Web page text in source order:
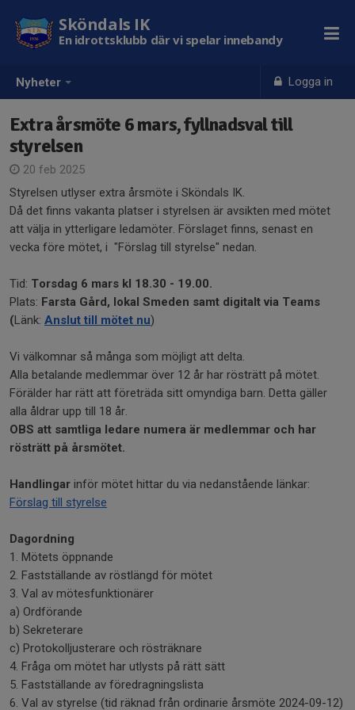
Nyheter Logga in
Sköndals IK
En idrottsklubb där vi spelar innebandy
Extra årsmöte 6 mars, fyllnadsval till
styrelsen
20 feb 2025
Styrelsen utlyser extra årsmöte i Sköndals IK.
Då det finns vakanta platser i styrelsen är avsikten med mötet
att välja in ytterligare ledamöter. Förslaget finns, senast en
vecka före mötet, i "Förslag till styrelse" nedan.
Tid: Torsdag 6 mars kl 18.30 - 19.00.
Plats: Farsta Gård, lokal Smeden samt digitalt via Teams
(Länk: Anslut till mötet nu)
Vi välkomnar så många som möjligt att delta.
Alla betalande medlemmar över 12 år har rösträtt på mötet.
Förälder har rätt att företräda sitt omyndiga barn. Detta gäller
alla åldrar upp till 18 år.
OBS att samtliga ledare numera är medlemmar och har
rösträtt på årsmötet.
Handlingar inför mötet hittar du via nedanstående länkar:
Förslag till styrelse
Dagordning
1. Mötets öppnande
2. Fastställande av röstlängd för mötet
3. Val av mötesfunktionärer
a) Ordförande
b) Sekreterare
c) Protokolljusterare och rösträknare
4. Fråga om mötet har utlysts på rätt sätt
5. Fastställande av föredragningslista
6. Val av styrelse (tid räknad från ordinarie årsmöte 2024-09-12)